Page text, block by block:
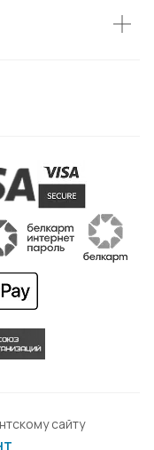
сайту